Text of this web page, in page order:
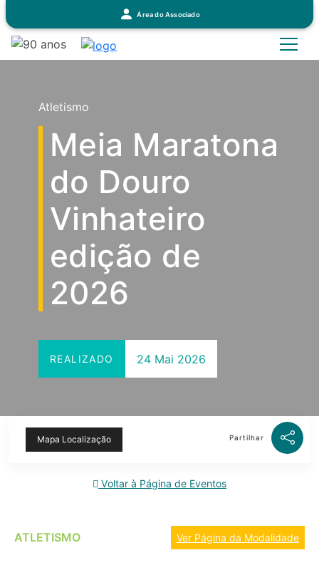
Área do Associado
Atletismo
Meia Maratona
do Douro
Vinhateiro
edição de
2026
REALIZADO 24 Mai 2026
Mapa Localização Partilhar
Voltar à Página de Eventos
ATLETISMO Ver Página da Modalidade